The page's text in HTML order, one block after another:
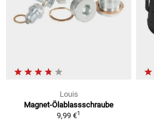
Louis
Magnet-Ölablassschraube
9,99 €1